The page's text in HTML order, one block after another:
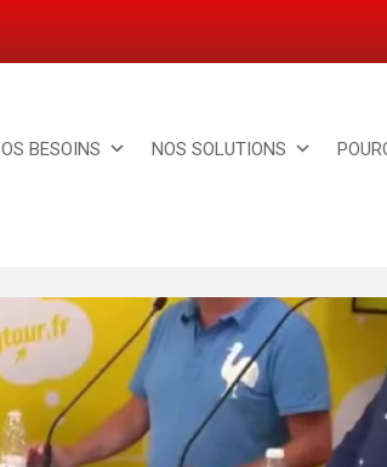
BESOINS NOS SOLUTIONS